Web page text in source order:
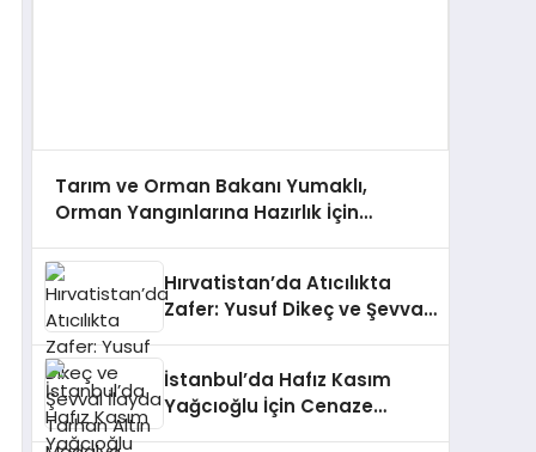
Tarım ve Orman Bakanı Yumaklı,
Orman Yangınlarına Hazırlık İçin
Hırvatistan’da Atıcılıkta
Zafer: Yusuf Dikeç ve Şevval
İstanbul’da Hafız Kasım
Yağcıoğlu İçin Cenaze